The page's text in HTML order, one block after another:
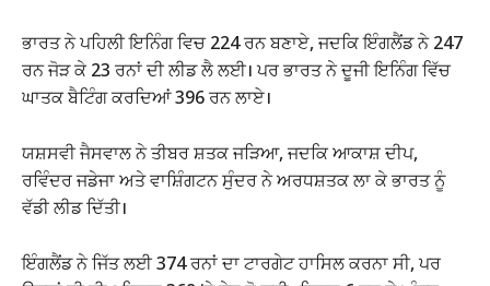
ਭਾਰਤ ਨੇ ਪਹਿਲੀ ਇਨਿੰਗ ਵਿਚ 224 ਰਨ ਬਣਾਏ, ਜਦਕਿ ਇੰਗਲੈਂਡ ਨੇ 247
ਰਨ ਜੋੜ ਕੇ 23 ਰਨਾਂ ਦੀ ਲੀਡ ਲੈ ਲਈ। ਪਰ ਭਾਰਤ ਨੇ ਦੂਜੀ ਇਨਿੰਗ ਵਿੱਚ
ਘਾਤਕ ਬੈਟਿੰਗ ਕਰਦਿਆਂ 396 ਰਨ ਲਾਏ।
ਯਸ਼ਸਵੀ ਜੈਸਵਾਲ ਨੇ ਤੀਬਰ ਸ਼ਤਕ ਜੜਿਆ, ਜਦਕਿ ਆਕਾਸ਼ ਦੀਪ,
ਰਵਿੰਦਰ ਜਡੇਜਾ ਅਤੇ ਵਾਸ਼ਿੰਗਟਨ ਸੁੰਦਰ ਨੇ ਅਰਧਸ਼ਤਕ ਲਾ ਕੇ ਭਾਰਤ ਨੂੰ
ਵੱਡੀ ਲੀਡ ਦਿੱਤੀ।
ਇੰਗਲੈਂਡ ਨੇ ਜਿੱਤ ਲਈ 374 ਰਨਾਂ ਦਾ ਟਾਰਗੇਟ ਹਾਸਿਲ ਕਰਨਾ ਸੀ, ਪਰ